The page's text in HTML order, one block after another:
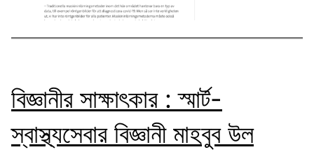
বিজ্ঞানীর সাক্ষাৎকার : স্মার্ট-
স্বাস্থ্যসেবার বিজ্ঞানী মাহবুব উল